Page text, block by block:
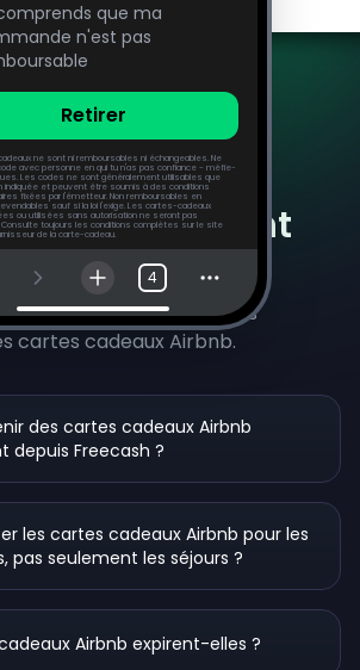
que ma
n'est pas
Retirer
ne sont ni remboursables ni échangeables. Ne
avec personne en qui tu n'as pas confiance - méfie-
Les codes ne sont généralement utilisables que
indiquée et peuvent être soumis à des conditions
fixées par l'émetteur. Non remboursables en
sauf si la loi l'exige. Les cartes-cadeaux
ou utilisées sans autorisation ne seront pas
toujours les conditions complètes sur le site
de la carte-cadeau.
4
fréquemment
à nos questions les plus
cartes cadeaux Airbnb.
des cartes cadeaux Airbnb
depuis Freecash ?
les cartes cadeaux Airbnb pour les
pas seulement les séjours ?
Airbnb expirent-elles ?